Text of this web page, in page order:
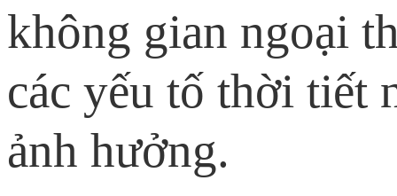
không gian ngoại
các yếu tố thời tiết
ảnh hưởng.